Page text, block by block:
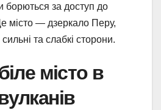
борються за доступ до
місто — дзеркало Перу,
та слабкі сторони.
місто в